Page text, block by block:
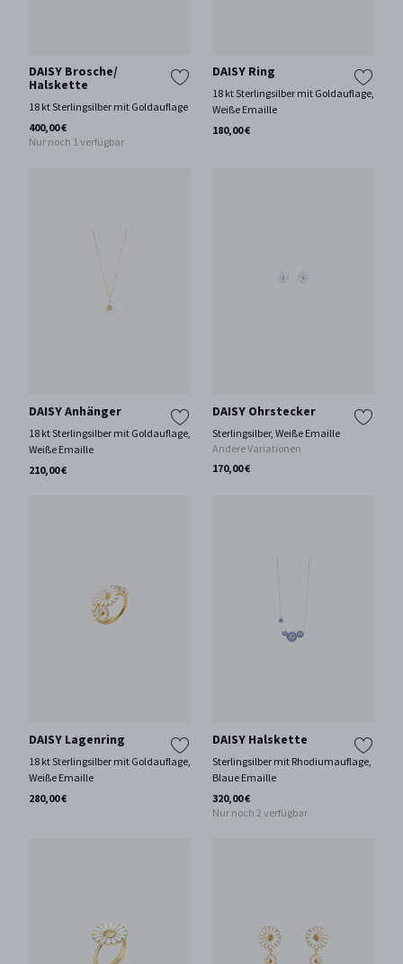
DAISY Brosche/
Halskette
18 kt Sterlingsilber mit Goldauflage
400,00 €
Nur noch 1 verfügbar
DAISY Ring
18 kt Sterlingsilber mit Goldauflage,
Weiße Emaille
180,00 €
DAISY Anhänger
18 kt Sterlingsilber mit Goldauflage,
Weiße Emaille
210,00 €
DAISY Ohrstecker
Sterlingsilber, Weiße Emaille
Andere Variationen
170,00 €
DAISY Lagenring
18 kt Sterlingsilber mit Goldauflage,
Weiße Emaille
280,00 €
DAISY Halskette
Sterlingsilber mit Rhodiumauflage,
Blaue Emaille
320,00 €
Nur noch 2 verfügbar